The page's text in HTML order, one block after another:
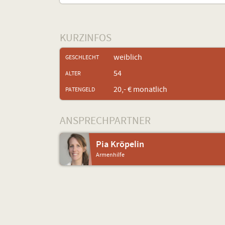
KURZINFOS
GESCHLECHT weiblich
ALTER 54
PATENGELD 20,- € monatlich
ANSPRECHPARTNER
Pia Kröpelin
Armenhilfe